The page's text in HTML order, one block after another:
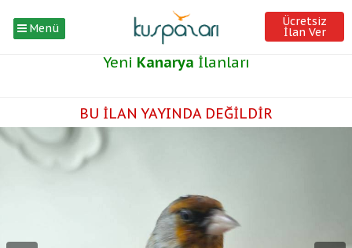
Menü Ücretsiz
İlan Ver
Yeni Kanarya İlanları
BU İLAN YAYINDA DEĞİLDİR